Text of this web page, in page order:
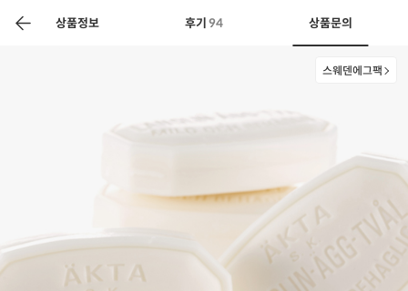
상품정보 후기 94 상품문의
찬들마루 주문/배송 고객센터
스웨덴에그팩